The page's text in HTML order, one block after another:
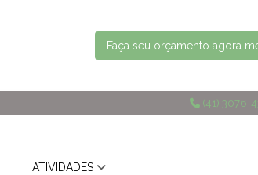
Faça seu orçamento agora
(41) 3076-
ATIVIDADES